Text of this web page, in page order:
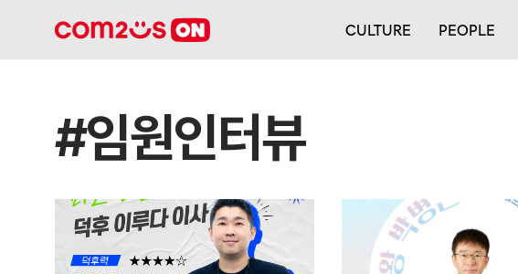
CULTURE PEOPLE
#임원인터뷰